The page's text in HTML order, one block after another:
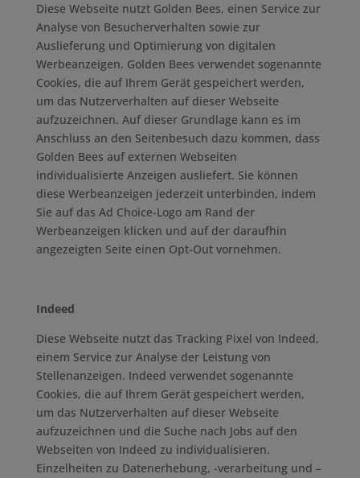
Diese Webseite nutzt Golden Bees, einen Service zur
Analyse von Besucherverhalten sowie zur
Auslieferung und Optimierung von digitalen
Werbeanzeigen. Golden Bees verwendet sogenannte
Cookies, die auf Ihrem Gerät gespeichert werden,
um das Nutzerverhalten auf dieser Webseite
aufzuzeichnen. Auf dieser Grundlage kann es im
Anschluss an den Seitenbesuch dazu kommen, dass
Golden Bees auf externen Webseiten
individualisierte Anzeigen ausliefert. Sie können
diese Werbeanzeigen jederzeit unterbinden, indem
Sie auf das Ad Choice-Logo am Rand der
Werbeanzeigen klicken und auf der daraufhin
angezeigten Seite einen Opt-Out vornehmen.
Indeed
Diese Webseite nutzt das Tracking Pixel von Indeed,
einem Service zur Analyse der Leistung von
Stellenanzeigen. Indeed verwendet sogenannte
Cookies, die auf Ihrem Gerät gespeichert werden,
um das Nutzerverhalten auf dieser Webseite
aufzuzeichnen und die Suche nach Jobs auf den
Webseiten von Indeed zu individualisieren.
Einzelheiten zu Datenerhebung, -verarbeitung und –